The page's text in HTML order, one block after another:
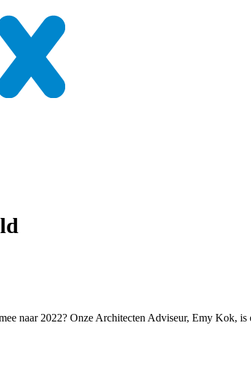
naar 2022? Onze Architecten Adviseur, Emy Kok,